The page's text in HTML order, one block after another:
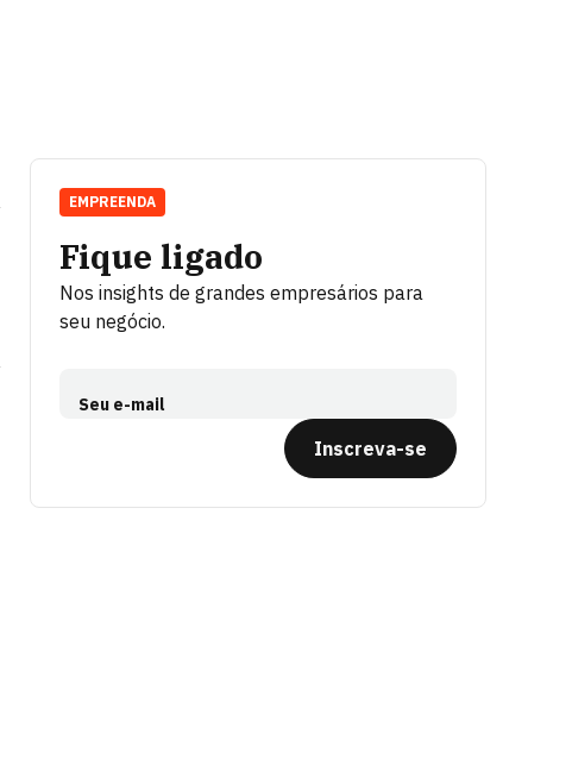
Fique ligado
Nos insights de grandes empresários para
seu negócio.
Seu e-mail
Inscreva-se
EMPREENDA